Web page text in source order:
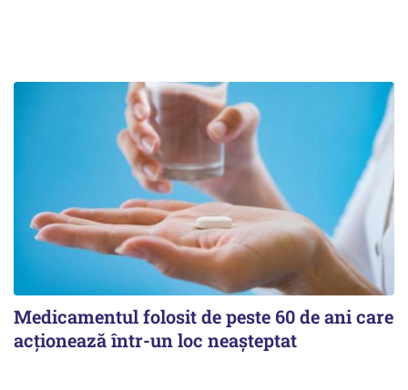
Medicamentul folosit de peste 60 de ani care
acționează într-un loc neașteptat